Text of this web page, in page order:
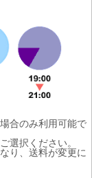
合のみ利用可能で
選択ください。
り、送料が変更に